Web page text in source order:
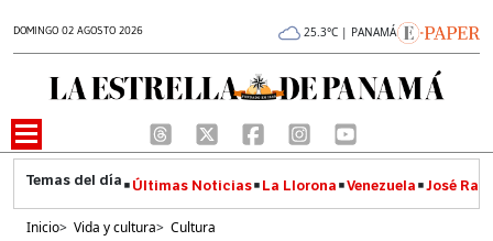
DOMINGO 02 AGOSTO 2026 25.3°C | PANAMÁ
Últimas Noticias La Llorona Venezuela José
Inicio> Vida y cultura> Cultura